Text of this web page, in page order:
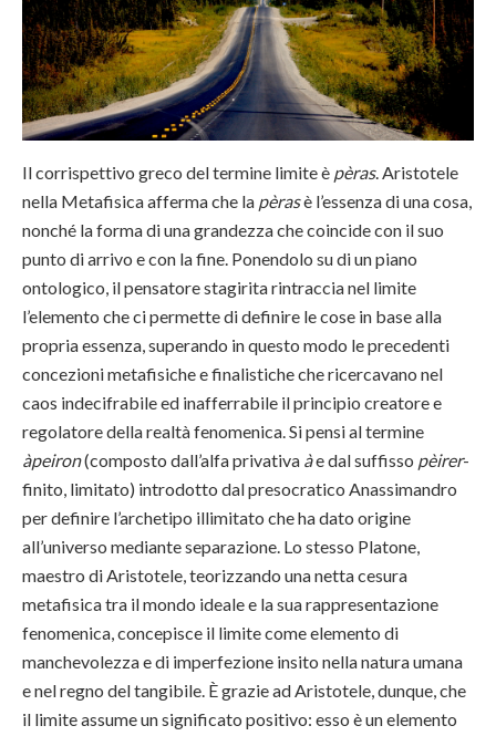
Il corrispettivo greco del termine limite è pèras. Aristotele
nella Metafisica afferma che la pèrasè l’essenza di una cosa,
nonché la forma di una grandezza che coincide con il suo
punto di arrivo e con la fine. Ponendolo su di un piano
ontologico, il pensatore stagirita rintraccia nel limite
l’elemento che ci permette di definire le cose in base alla
propria essenza, superando in questo modo le precedenti
concezioni metafisiche e finalistiche che ricercavano nel
caos indecifrabile ed inafferrabile il principio creatore e
regolatore della realtà fenomenica. Si pensi al termine
àpeiron(composto dall’alfa privativa àe dal suffisso pèirer-
finito, limitato) introdotto dal presocratico Anassimandro
per definire l’archetipo illimitato che ha dato origine
all’universo mediante separazione. Lo stesso Platone,
maestro di Aristotele, teorizzando una netta cesura
metafisica tra il mondo ideale e la sua rappresentazione
fenomenica, concepisce il limite come elemento di
manchevolezza e di imperfezione insito nella natura umana
e nel regno del tangibile. È grazie ad Aristotele, dunque, che
il limite assume un significato positivo: esso è un elemento